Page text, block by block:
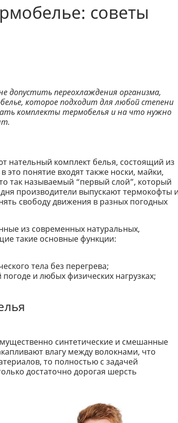
советы
допустить переохлаждения организма,
которое подходит для любой степени
комплекты термобелья и на что нужно
нательный комплект белья, состоящий из
понятие входят также носки, майки,
так называемый “первый слой”, который
производители выпускают термокофты
свободу движения в разных погодных
из современных натуральных,
такие основные функции:
тела без перегрева;
и любых физических нагрузках;
синтетические и смешанные
влагу между волокнами, что
то полностью с задачей
достаточно дорогая шерсть